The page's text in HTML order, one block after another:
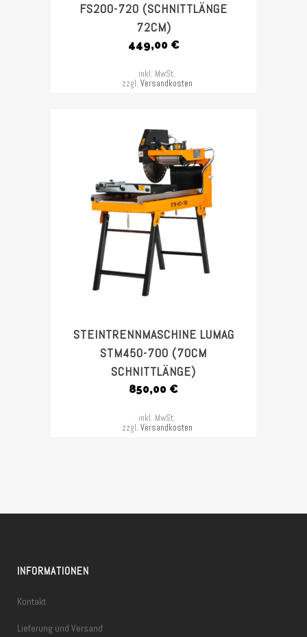
FS200-720 (SCHNITTLÄNGE
72CM)
449,00 €
inkl. MwSt.
zzgl. Versandkosten
STEINTRENNMASCHINE LUMAG
STM450-700 (70CM
SCHNITTLÄNGE)
850,00 €
inkl. MwSt.
zzgl. Versandkosten
INFORMATIONEN
Kontakt
Lieferung und Versand